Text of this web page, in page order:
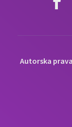
Autorska